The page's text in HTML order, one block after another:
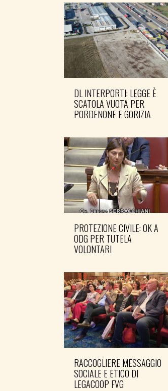
DL INTERPORTI: LEGGE È
SCATOLA VUOTA PER
PORDENONE E GORIZIA
PROTEZIONE CIVILE: OK A
ODG PER TUTELA
VOLONTARI
RACCOGLIERE MESSAGGIO
SOCIALE E ETICO DI
LEGACOOP FVG